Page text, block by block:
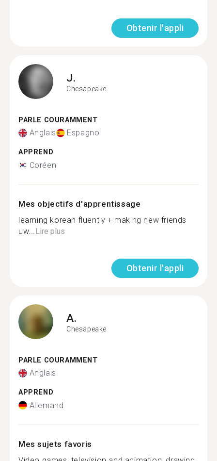
Obtenir l'appli
J.
Chesapeake
PARLE COURAMMENT
Anglais Espagnol
APPREND
Coréen
Mes objectifs d'apprentissage
learning korean fluently + making new friends
uw... Lire plus
Obtenir l'appli
A.
Chesapeake
PARLE COURAMMENT
Anglais
APPREND
Allemand
Mes sujets favoris